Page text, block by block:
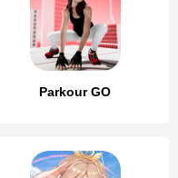
Parkour GO